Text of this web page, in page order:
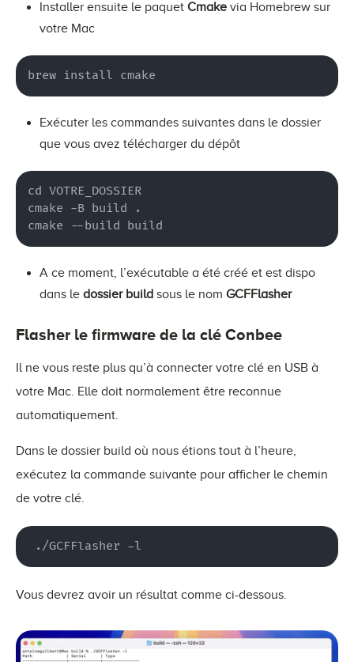
Installer ensuite le paquet Cmake via Homebrew sur
votre Mac
brew install cmake
Exécuter les commandes suivantes dans le dossier
que vous avez télécharger du dépôt
cd VOTRE_DOSSIER
cmake -B build .
cmake --build build
A ce moment, l’exécutable a été créé et est dispo
dans le dossier build sous le nom GCFFlasher
Flasher le firmware de la clé Conbee
Il ne vous reste plus qu’à connecter votre clé en USB à
votre Mac. Elle doit normalement être reconnue
automatiquement.
Dans le dossier build où nous étions tout à l’heure,
exécutez la commande suivante pour afficher le chemin
de votre clé.
./GCFFlasher -l
Vous devrez avoir un résultat comme ci-dessous.